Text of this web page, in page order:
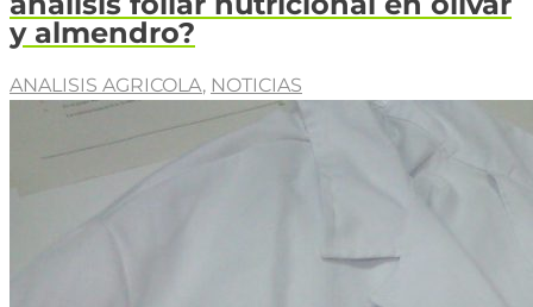
y almendro?
ANALISIS AGRICOLA, NOTICIAS